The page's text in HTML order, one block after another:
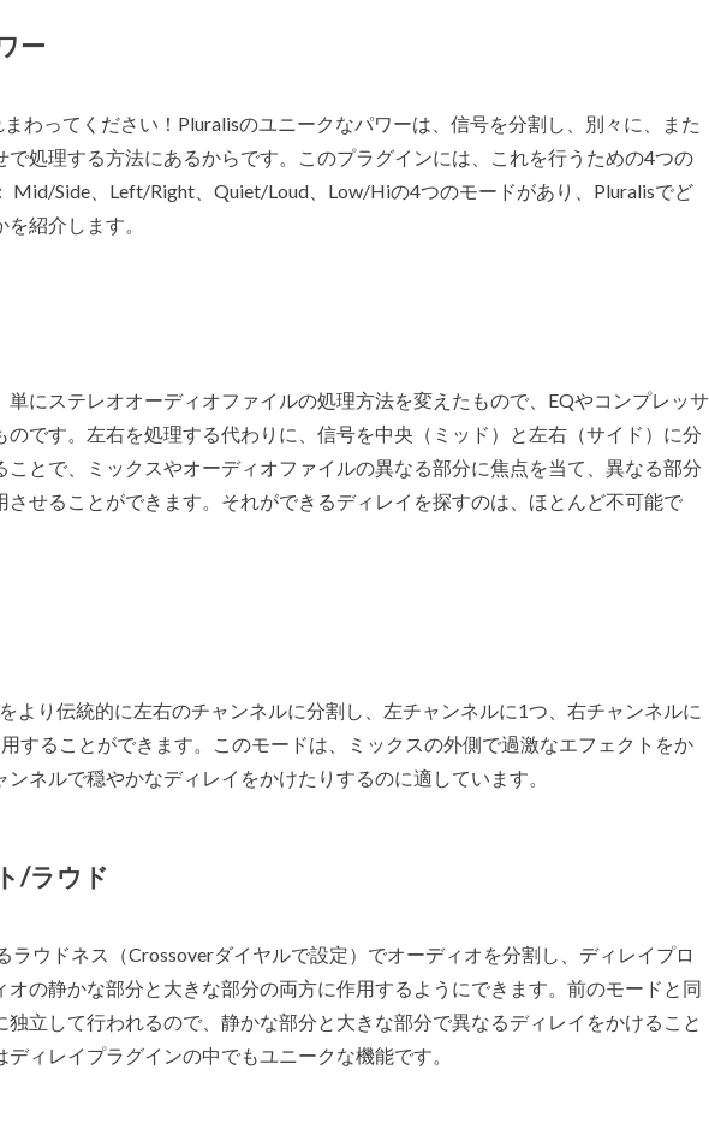
ー
まわってください！Pluralisのユニークなパワーは、信号を分割し、別々に、また
で処理する方法にあるからです。このプラグインには、これを行うための4つの
Mid/Side、Left/Right、Quiet/Loud、Low/Hiの4つのモードがあり、Pluralisでど
紹介します。
単にステレオオーディオファイルの処理方法を変えたもので、EQやコンプレッサ
のです。左右を処理する代わりに、信号を中央（ミッド）と左右（サイド）に分
ことで、ミックスやオーディオファイルの異なる部分に焦点を当て、異なる部分
させることができます。それができるディレイを探すのは、ほとんど不可能で
より伝統的に左右のチャンネルに分割し、左チャンネルに1つ、右チャンネルに
することができます。このモードは、ミックスの外側で過激なエフェクトをか
ンネルで穏やかなディレイをかけたりするのに適しています。
/ラウド
ラウドネス（Crossoverダイヤルで設定）でオーディオを分割し、ディレイプロ
オの静かな部分と大きな部分の両方に作用するようにできます。前のモードと同
独立して行われるので、静かな部分と大きな部分で異なるディレイをかけること
ィレイプラグインの中でもユニークな機能です。